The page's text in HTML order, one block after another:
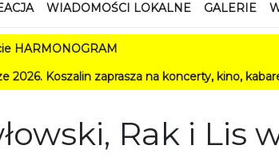
WIADOMOŚCI LOKALNE GALERIE
zaprasza na koncerty, kino, kabarety i festiwale
Rak i Lis